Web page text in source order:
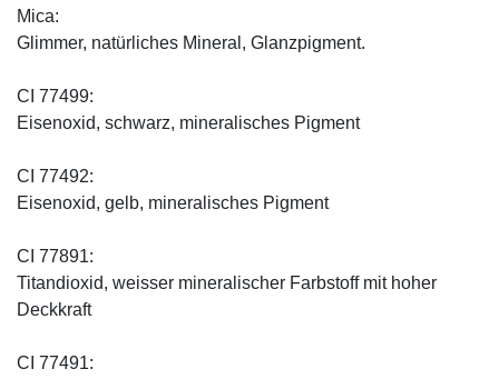
Mica:
Glimmer, natürliches Mineral, Glanzpigment.
CI 77499:
Eisenoxid, schwarz, mineralisches Pigment
CI 77492:
Eisenoxid, gelb, mineralisches Pigment
CI 77891:
Titandioxid, weisser mineralischer Farbstoff mit hoher
Deckkraft
CI 77491: